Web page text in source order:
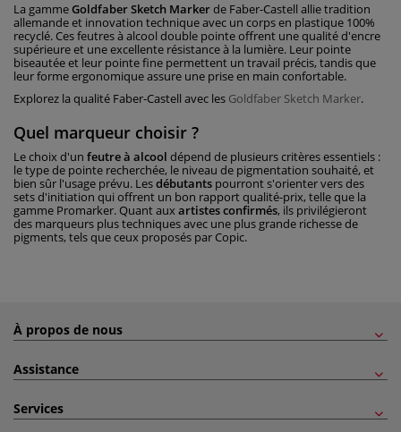
La gammeGoldfaber Sketch Markerde Faber-Castell allie tradition
allemande et innovation technique avec un corps en plastique 100%
recyclé. Ces feutres à alcool double pointe offrent une qualité d'encre
supérieure et une excellente résistance à la lumière. Leur pointe
biseautée et leur pointe fine permettent un travail précis, tandis que
leur forme ergonomique assure une prise en main confortable.
Explorez la qualité Faber-Castell avec les Goldfaber Sketch Marker.
Quel marqueur choisir ?
Le choix d'un feutre à alcool dépend de plusieurs critères essentiels :
le type de pointe recherchée, le niveau de pigmentation souhaité, et
bien sûr l'usage prévu. Lesdébutants pourront s'orienter vers des
sets d'initiation qui offrent un bon rapport qualité-prix, telle que la
gamme Promarker. Quant auxartistes confirmés, ils privilégieront
des marqueurs plus techniques avec une plus grande richesse de
pigments, tels que ceux proposés par Copic.
À propos de nous
Assistance
Services